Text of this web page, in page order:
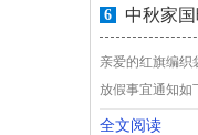
6 中秋家
亲爱的红旗编织
放假事宜通知如
全文阅读